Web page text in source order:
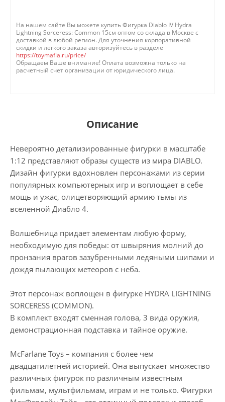
На нашем сайте Вы можете купить Фигурка Diablo IV Hydra
Lightning Sorceress: Common 15см оптом со склада в Москве с
доставкой в любой регион. Для уточнения корпоративной
скидки и легкого заказа авторизуйтесь в разделе
https://toymafia.ru/price/
Обращаем Ваше внимание! Оплата возможна только на
расчетный счет организации от юридического лица.
Описание
Невероятно детализированные фигурки в масштабе
1:12 представляют образы существ из мира DIABLO.
Дизайн фигурки вдохновлен персонажами из серии
популярных компьютерных игр и воплощает в себе
мощь и ужас, олицетворяющий армию тьмы из
вселенной Диабло 4.
Волшебница придает элементам любую форму,
необходимую для победы: от швыряния молний до
пронзания врагов зазубренными ледяными шипами и
дождя пылающих метеоров с неба.
Этот персонаж воплощен в фигурке HYDRA LIGHTNING
SORCERESS (COMMON).
В комплект входят сменная голова, 3 вида оружия,
демонстрационная подставка и тайное оружие.
McFarlane Toys – компания с более чем
двадцатилетней историей. Она выпускает множество
различных фигурок по различным известным
фильмам, мультфильмам, играм и не только. Фигурки